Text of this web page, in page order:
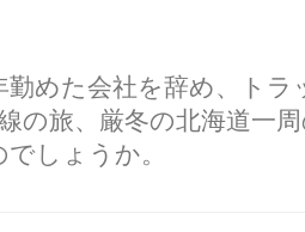
めた会社を辞め、トラ
の旅、厳冬の北海道一周
しょうか。